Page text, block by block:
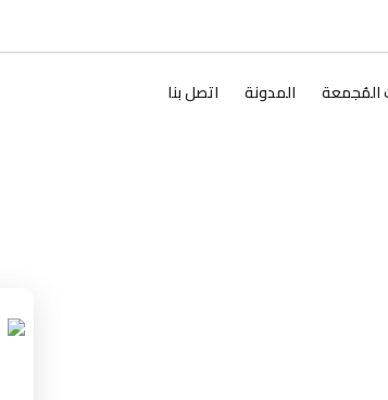
المُجمعة المدونة اتصل بنا